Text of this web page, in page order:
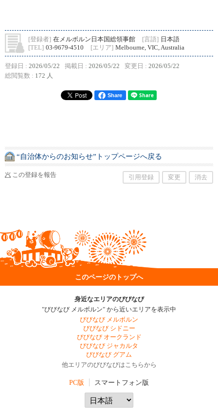
[登録者] 在メルボルン日本国総領事館 [言語] 日本語
[TEL] 03-9679-4510 [エリア] Melbourne, VIC, Australia
登録日 : 2026/05/22 掲載日 : 2026/05/22 変更日 : 2026/05/22
総閲覧数 : 172 人
Share
“自治体からのお知らせ”トップページへ戻る
この登録を報告 引用登録 変更 消去
このページのトップへ
身近なエリアのびびなび
"びびなび メルボルン" から近いエリアを表示中
びびなび メルボルン
びびなび シドニー
びびなび オークランド
びびなび ジャカルタ
びびなび グアム
他エリアのびびなびはこちらから
PC版 スマートフォン版